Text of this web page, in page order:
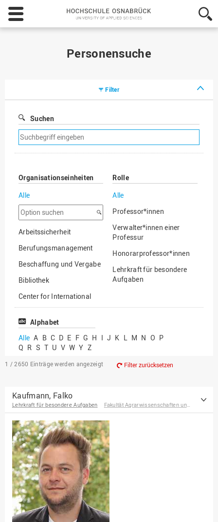
Hochschule
Osnabrück
-
Personensuche
Filter
Suchen
Suchfilter
entfernen
Organisationseinheiten
Alle
Option
suchen
Arbeitssicherheit
Berufungsmanagement
Beschaffung und Vergabe
Bibliothek
Center for International
Mobility
Center for International
Chancengerechtigkeit
eLearning Competence
EU-Büro
Fakultät
Agrarwissenschaften und
Landschaftsarchitektur
Fakultät
Ingenieurwissenschaften
und Informatik
Fakultät Management,
Kultur und Technik
Fakultät Wirtschafts- und
Sozialwissenschaften
Rolle
Alle
Professor*innen
Verwalter*innen einer
Professur
Honorarprofessor*innen
Lehrkraft für besondere
Aufgaben
Professor*innen im
Alphabet
Alle A B C D E F G H I J K L M N O P
Q R S T U V W Y Z
1 / 2650 Einträge werden angezeigt Filter zurücksetzen
Kaufmann, Falko
Lehrkraft für besondere Aufgaben Fakultät Agrarwissenschaften und Landschaftsarchitektur